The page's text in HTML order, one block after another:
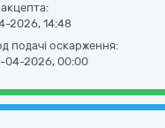
2026, 14:48
подачі оскарження:
04-2026, 00:00